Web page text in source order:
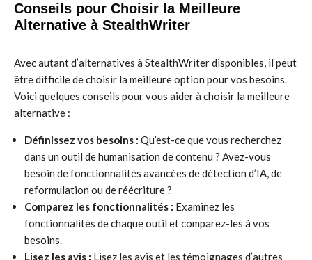
Conseils pour Choisir la Meilleure
Alternative à StealthWriter
Avec autant d’alternatives à StealthWriter disponibles, il peut
être difficile de choisir la meilleure option pour vos besoins.
Voici quelques conseils pour vous aider à choisir la meilleure
alternative :
Définissez vos besoins : Qu’est-ce que vous recherchez
dans un outil de humanisation de contenu ? Avez-vous
besoin de fonctionnalités avancées de détection d’IA, de
reformulation ou de réécriture ?
Comparez les fonctionnalités : Examinez les
fonctionnalités de chaque outil et comparez-les à vos
besoins.
Lisez les avis : Lisez les avis et les témoignages d’autres